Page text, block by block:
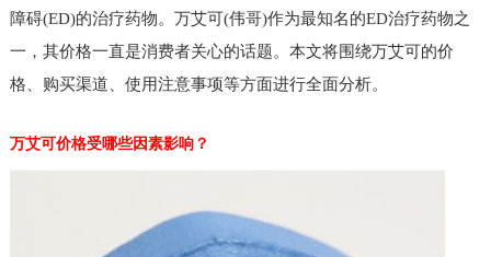
障碍(ED)的治疗药物。万艾可(伟哥)作为最知名的ED治疗药物之
一，其价格一直是消费者关心的话题。本文将围绕万艾可的价
格、购买渠道、使用注意事项等方面进行全面分析。
万艾可价格受哪些因素影响？